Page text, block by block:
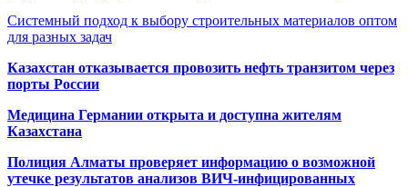
Системный подход к выбору строительных материалов оптом
для разных задач
Казахстан отказывается провозить нефть транзитом через
порты России
Медицина Германии открыта и доступна жителям
Казахстана
Полиция Алматы проверяет информацию о возможной
утечке результатов анализов ВИЧ-инфицированных